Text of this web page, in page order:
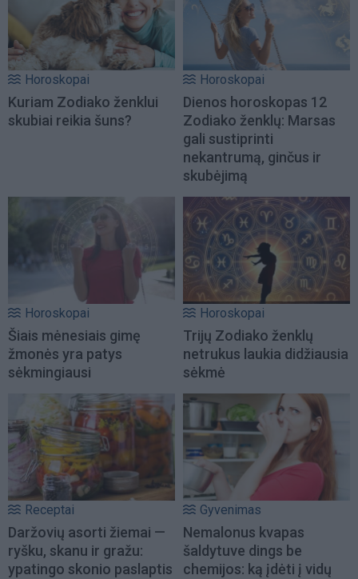
Horoskopai
Kuriam Zodiako ženklui
skubiai reikia šuns?
Horoskopai
Dienos horoskopas 12
Zodiako ženklų: Marsas
gali sustiprinti
nekantrumą, ginčus ir
skubėjimą
Horoskopai
Šiais mėnesiais gimę
žmonės yra patys
sėkmingiausi
Horoskopai
Trijų Zodiako ženklų
netrukus laukia didžiausia
sėkmė
Receptai
Daržovių asorti žiemai —
ryšku, skanu ir gražu:
ypatingo skonio paslaptis
Gyvenimas
Nemalonus kvapas
šaldytuve dings be
chemijos: ką įdėti į vidų